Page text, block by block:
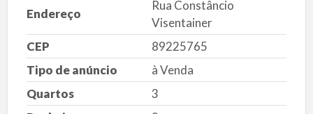
Endereço
Rua Constâncio
Visentainer
CEP
89225765
Tipo de anúncio
à Venda
Quartos
3